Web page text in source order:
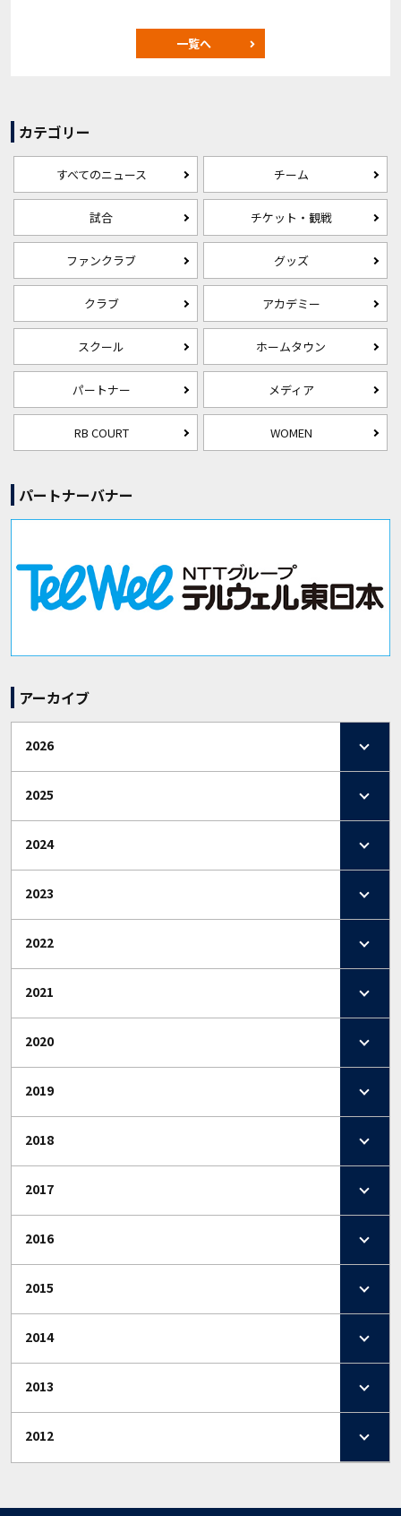
一覧へ
カテゴリー
すべてのニュース チーム
試合 チケット・観戦
ファンクラブ グッズ
クラブ アカデミー
スクール ホームタウン
パートナー メディア
RB COURT WOMEN
パートナーバナー
アーカイブ
2026
2025
2024
2023
2022
2021
2020
2019
2018
2017
2016
2015
2014
2013
2012